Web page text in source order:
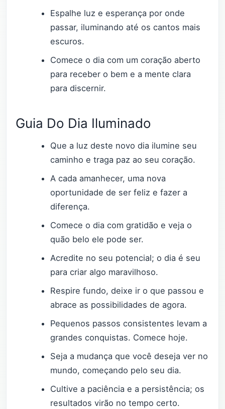
Espalhe luz e esperança por onde
passar, iluminando até os cantos mais
escuros.
Comece o dia com um coração aberto
para receber o bem e a mente clara
para discernir.
Guia Do Dia Iluminado
Que a luz deste novo dia ilumine seu
caminho e traga paz ao seu coração.
A cada amanhecer, uma nova
oportunidade de ser feliz e fazer a
diferença.
Comece o dia com gratidão e veja o
quão belo ele pode ser.
Acredite no seu potencial; o dia é seu
para criar algo maravilhoso.
Respire fundo, deixe ir o que passou e
abrace as possibilidades de agora.
Pequenos passos consistentes levam a
grandes conquistas. Comece hoje.
Seja a mudança que você deseja ver no
mundo, começando pelo seu dia.
Cultive a paciência e a persistência; os
resultados virão no tempo certo.